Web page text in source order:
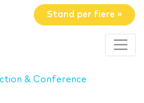
Stand per fiere »
& Conference